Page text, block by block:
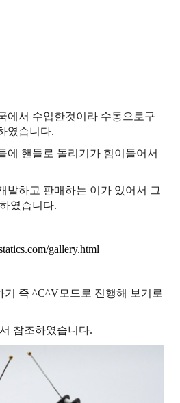
에서 수입한것이라 수동으로구
였습니다.
에 핸들로 돌리기가 힘이들어서
발하고 판매하는 이가 있어서 그
였습니다.
gallery.html
기 즉 ^C^V모드로 진행해 보기로
참조하였습니다.